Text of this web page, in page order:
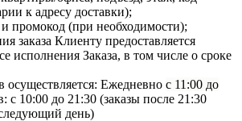
к адресу доставки);
(при необходимости);
заказа Клиенту предоставляется
исполнения Заказа, в том числе о сроке
осуществляется: Ежедневно с 11:00 до
с 10:00 до 21:30 (заказы после 21:30
день)